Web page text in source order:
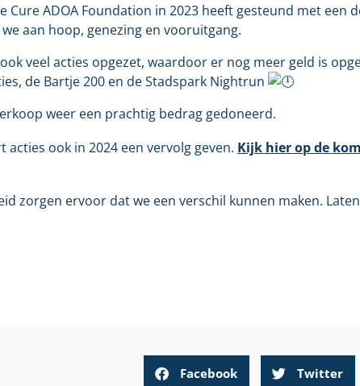
Cure ADOA Foundation in 2023 heeft gesteund met een
aan hoop, genezing en vooruitgang.
veel acties opgezet, waardoor er nog meer geld is
de Bartje 200 en de Stadspark Nightrun
weer een prachtig bedrag gedoneerd.
ook in 2024 een vervolg geven. Kijk hier op de
zorgen ervoor dat we een verschil kunnen maken.
Facebook Twitter